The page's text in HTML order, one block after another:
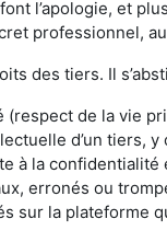
l’apologie, et
professionnel,
des tiers. Il
de la vie
d’un tiers, y
à la
erronés ou
sur la plateforme